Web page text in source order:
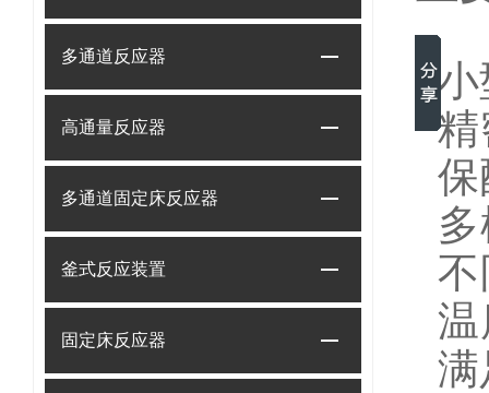
多通道反应器
高通量反应器
多通道固定床反应器
釜式反应装置
固定床反应器
保
满